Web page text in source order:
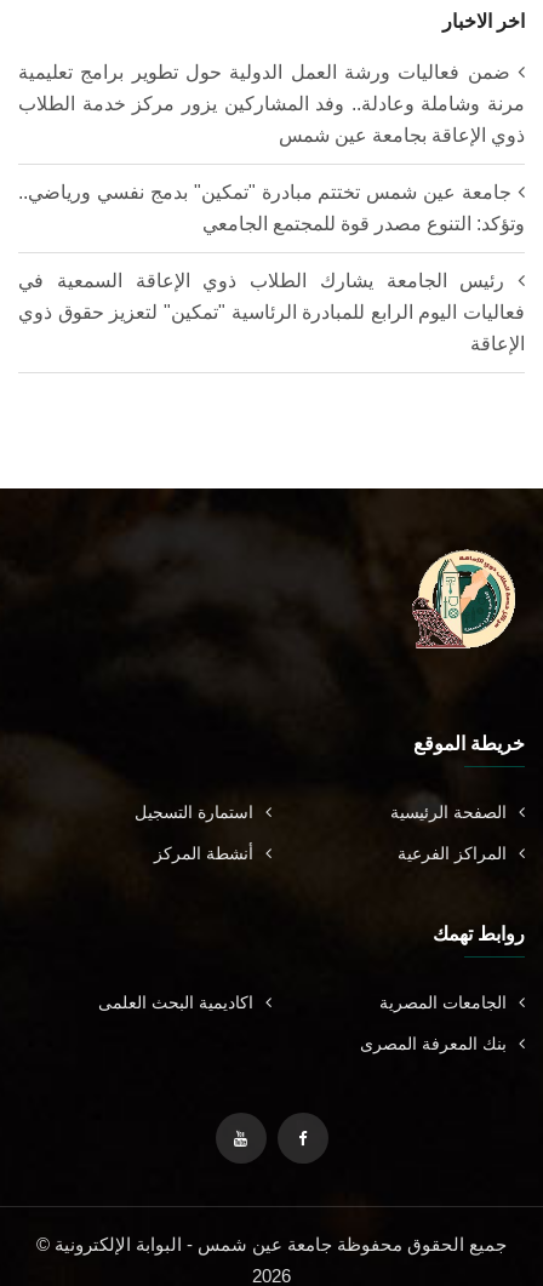
اخر الاخبار
ضمن فعاليات ورشة العمل الدولية حول تطوير برامج تعليمية
مرنة وشاملة وعادلة.. وفد المشاركين يزور مركز خدمة الطلاب
ذوي الإعاقة بجامعة عين شمس
جامعة عين شمس تختتم مبادرة "تمكين" بدمج نفسي ورياضي..
وتؤكد: التنوع مصدر قوة للمجتمع الجامعي
رئيس الجامعة يشارك الطلاب ذوي الإعاقة السمعية في
فعاليات اليوم الرابع للمبادرة الرئاسية "تمكين" لتعزيز حقوق ذوي
الإعاقة
خريطة الموقع
الصفحة الرئيسية استمارة التسجيل
المراكز الفرعية أنشطة المركز
روابط تهمك
الجامعات المصرية اكاديمية البحث العلمى
بنك المعرفة المصرى
جميع الحقوق محفوظة جامعة عين شمس - البوابة الإلكترونية ©
2026